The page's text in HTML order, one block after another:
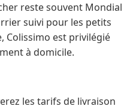
reste souvent Mondial
suivi pour les petits
Colissimo est privilégié
à domicile.
les tarifs de livraison